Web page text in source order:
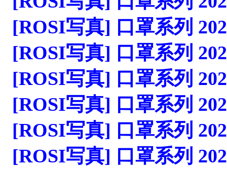
[ROSI写真] 口罩系列
[ROSI写真] 口罩系列
[ROSI写真] 口罩系列
[ROSI写真] 口罩系列
[ROSI写真] 口罩系列
[ROSI写真] 口罩系列